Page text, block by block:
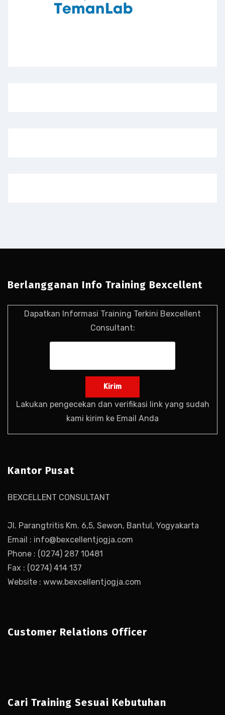
Berlangganan Info Training Bexcellent
Dapatkan Informasi Training Terkini Bexcellent
Consultant:
Lakukan pengecekan dan verifikasi link yang sudah
kami kirim ke Email Anda
Kantor Pusat
BEXCELLENT CONSULTANT
Jl. Parangtritis Km. 6,5, Sewon, Bantul, Yogyakarta
Email : info@bexcellentjogja.com
Phone : (0274) 287 10481
Fax : (0274) 414 137
Website : www.bexcellentjogja.com
Customer Relations Officer
Cari Training Sesuai Kebutuhan